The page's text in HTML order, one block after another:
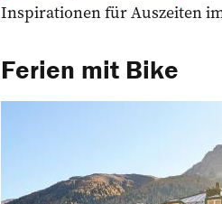
Inspirationen für Auszeiten
Ferien mit Bike